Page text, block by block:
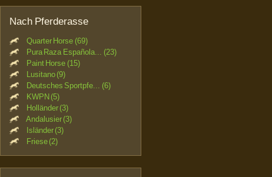
Nach Pferderasse
Quarter Horse (69)
Pura Raza Española... (23)
Paint Horse (15)
Lusitano (9)
Deutsches Sportpfe... (6)
KWPN (5)
Holländer (3)
Andalusier (3)
Isländer (3)
Friese (2)